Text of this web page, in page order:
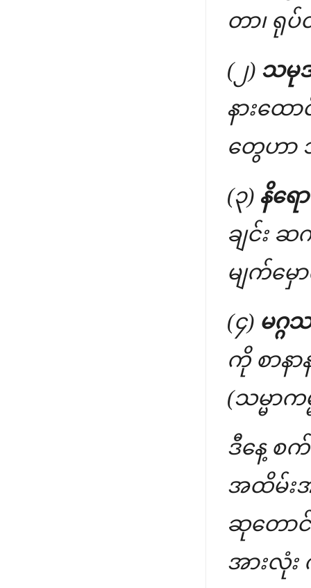
တာ၊ ရု
(၂) သမု
နားထေ
တွေဟာ
(၃) နိရေ
ချင်း ဆ
မျက်မှေ
(၄) မဂ္ဂသ
ကို စာန
(သမ္မာက
ဒီနေ့ စ
အထိမ်းအ
ဆုတောင်
အားလုံ